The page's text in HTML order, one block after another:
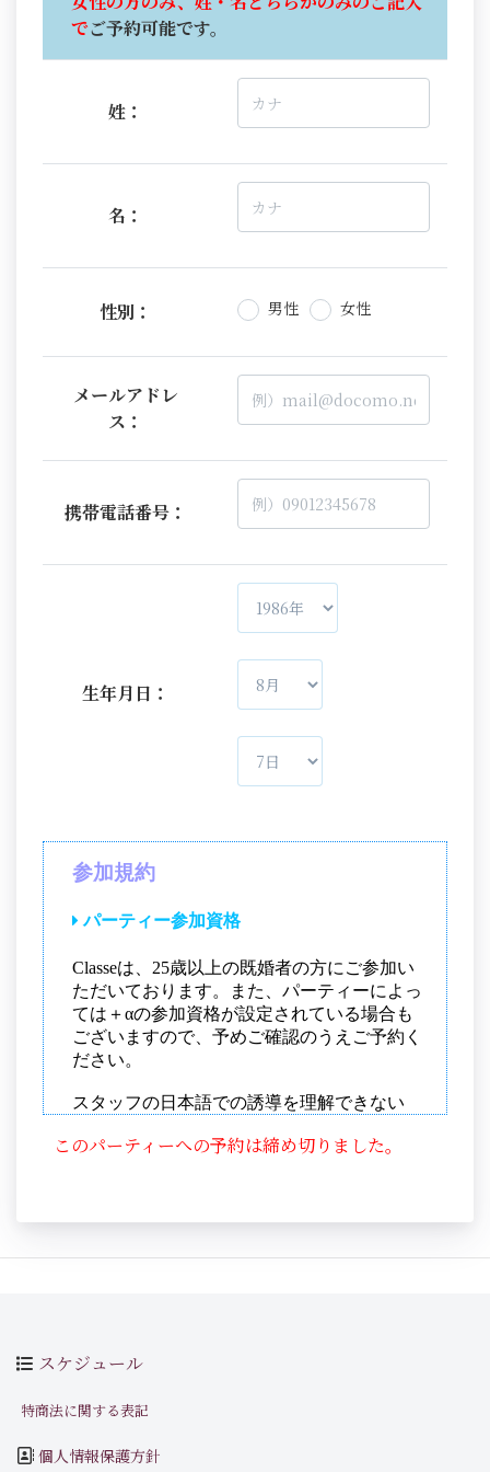
でご予約可能です。
姓：
名：
性別： 男性 女性
メールアドレ
ス：
携帯電話番号：
生年月日：
このパーティーへの予約は締め切りました。
スケジュール
特商法に関する表記
個人情報保護方針